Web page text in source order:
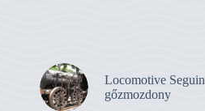
Locomotive Seguin
gőzmozdony